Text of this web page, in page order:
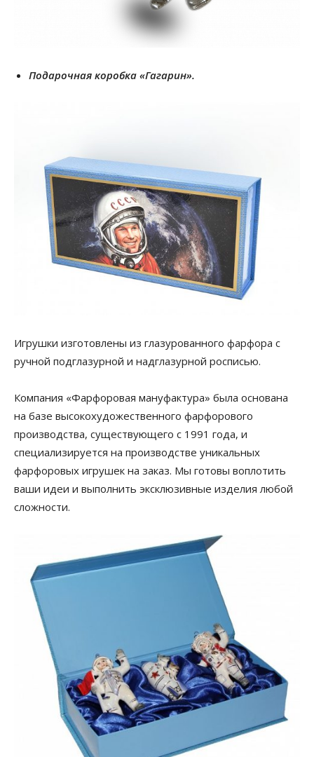
Подарочная коробка «Гагарин».
Игрушки изготовлены из глазурованного фарфора с
ручной подглазурной и надглазурной росписью.
Компания «Фарфоровая мануфактура» была основана
на базе высокохудожественного фарфорового
производства, существующего с 1991 года, и
специализируется на производстве уникальных
фарфоровых игрушек на заказ. Мы готовы воплотить
ваши идеи и выполнить эксклюзивные изделия любой
сложности.